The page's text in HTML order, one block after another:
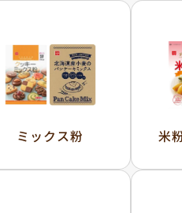
ミックス粉 米